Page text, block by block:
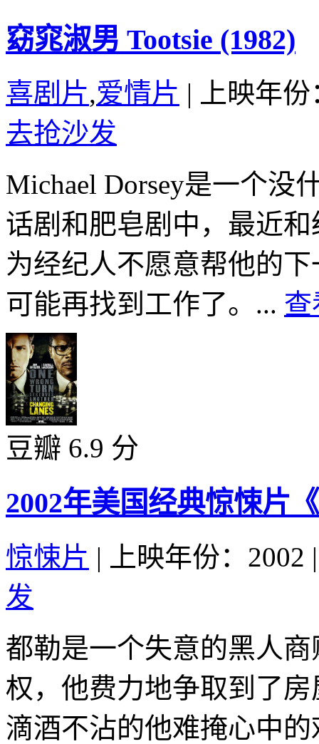
窈窕淑男 Tootsie (1982)
喜剧片,爱情片 |
上映年
去抢沙发
Michael Dorsey是一个没
话剧和肥皂剧中，最近和
为经纪人不愿意帮他的
可能再找到工作了。... 查
豆瓣 6.9 分
2002年美国经典惊悚片
惊悚片 | 上映年份：2002 |
发
都勒是一个失意的黑人
权，他费力地争取到了
滴酒不沾的他难掩心中